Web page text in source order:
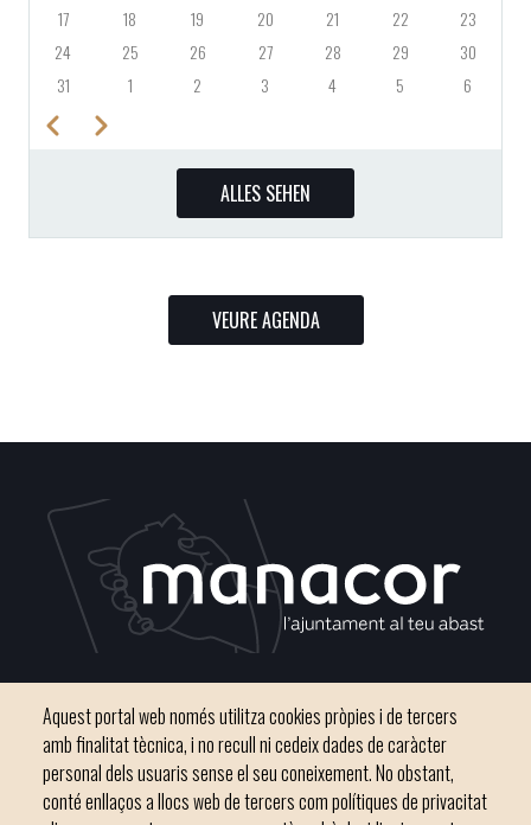
17
18 19 20 21 22
23
24
25 26 27 28 29
30
31
1 2 3 4 5 6
Zurück Weiter
ALLES SEHEN
VEURE AGENDA
Phone 971 84 91 00 - CIF: P0703300D
Aquest portal web només utilitza cookies pròpies i de tercers
amb finalitat tècnica, i no recull ni cedeix dades de caràcter
personal dels usuaris sense el seu coneixement. No obstant,
conté enllaços a llocs web de tercers com polítiques de privacitat